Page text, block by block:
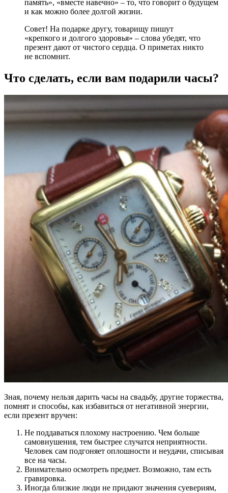
память», «вместе навечно» – то, что говорит о будущем
и как можно более долгой жизни.
Совет! На подарке другу, товарищу пишут
«крепкого и долгого здоровья» – слова убедят, что
презент дают от чистого сердца. О приметах никто
не вспомнит.
Что сделать, если вам подарили часы?
Зная, почему нельзя дарить часы на свадьбу, другие торжества,
помнят и способы, как избавиться от негативной энергии,
если презент вручен:
Не поддаваться плохому настроению. Чем больше
самовнушения, тем быстрее случатся неприятности.
Человек сам подгоняет оплошности и неудачи, списывая
все на часы.
Внимательно осмотреть предмет. Возможно, там есть
гравировка.
Иногда близкие люди не придают значения суевериям,